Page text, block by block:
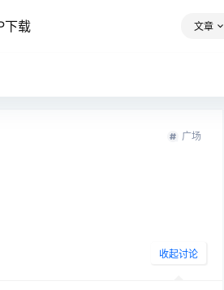
下载 文章
广场
收起讨论